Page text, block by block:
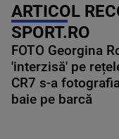
ARTICOL
SPORT.RO
FOTO Georgina
'interzisă' pe
CR7 s-a
baie pe barcă